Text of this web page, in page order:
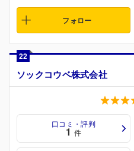
フォロー
22
ソックコウベ株式会社
口コミ・評判
1 件